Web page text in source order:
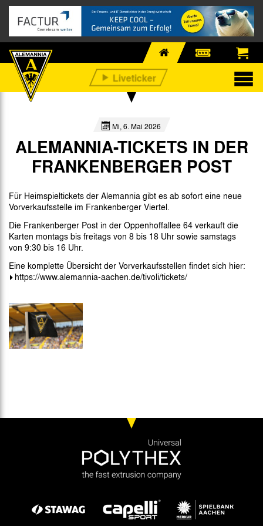
Mi, 6. Mai 2026
ALEMANNIA-TICKETS IN DER
FRANKENBERGER POST
Für Heimspieltickets der Alemannia gibt es ab sofort eine neue
Vorverkaufsstelle im Frankenberger Viertel.
Die Frankenberger Post in der Oppenhoffallee 64 verkauft die
Karten montags bis freitags von 8 bis 18 Uhr sowie samstags
von 9:30 bis 16 Uhr.
Eine komplette Übersicht der Vorverkaufsstellen findet sich hier:
https://www.alemannia-aachen.de/tivoli/tickets/